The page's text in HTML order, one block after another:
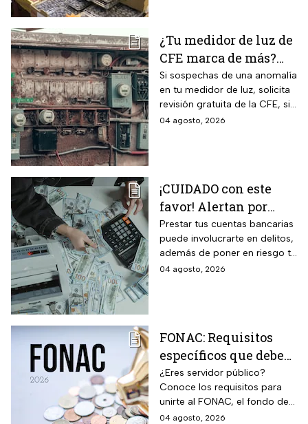
¿Tu medidor de luz de
CFE marca de más?
Así puedes saber si
presenta una falla
Si sospechas de una anomalía
en tu medidor de luz, solicita
revisión gratuita de la CFE, si
hay falla es totalmente
04 agosto, 2026
¡CUIDADO con este
favor! Alertan por
préstamo de cuentas
bancarias: razón por la
que debes decir que
Prestar tus cuentas bancarias
puede involucrarte en delitos,
además de poner en riesgo tu
patrimonio y situación legal;
04 agosto, 2026
FONAC: Requisitos
específicos que deben
cumplir los
trabajadores para
participar en él
¿Eres servidor público?
Conoce los requisitos para
unirte al FONAC, el fondo de
ahorro Capitalizable de los
04 agosto, 2026